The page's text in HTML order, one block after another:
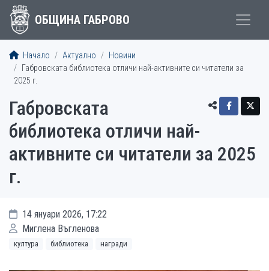
ОБЩИНА ГАБРОВО
Начало Актуално
Новини
Габровската библиотека отличи най-активните си читатели за
2025 г.
Габровската
библиотека отличи най-
активните си читатели за 2025
г.
14 януари 2026, 17:22
Миглена Въгленова
култура библиотека награди